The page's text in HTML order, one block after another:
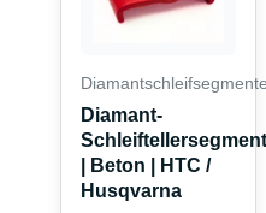
Diamantschleifsegmente
Diamant-
Schleiftellersegment
| Beton | HTC /
Husqvarna
Die